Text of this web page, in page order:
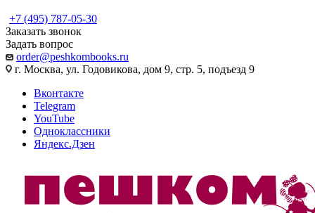
+7 (495) 787-05-30
Заказать звонок
Задать вопрос
order@peshkombooks.ru
г. Москва, ул. Годовикова, дом 9, стр. 5, подъезд 9
Вконтакте
Telegram
YouTube
Одноклассники
Яндекс.Дзен